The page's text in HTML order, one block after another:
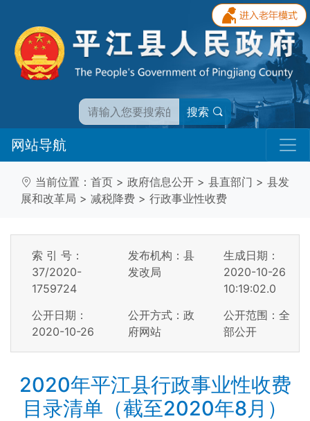
搜索
网站导航
当前位置： 首页 > 政府信息公开 > 县直部门 > 县发
展和改革局 > 减税降费 > 行政事业性收费
索 引 号：
37/2020-
1759724
发布机构：县
发改局
生成日期：
2020-10-26
10:19:02.0
公开日期：
2020-10-26
公开方式：政
府网站
公开范围：全
部公开
2020年平江县行政事业性收费
目录清单（截至2020年8月）